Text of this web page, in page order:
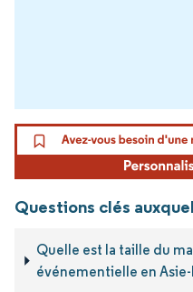
Questions clés
Quelle est la taille du
événementielle en